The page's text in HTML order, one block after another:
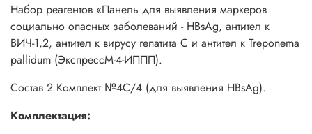
Набор реагентов «Панель для выявления маркеров
социально опасных заболеваний - HBsAg, антител к
ВИЧ-1,2, антител к вирусу гепатита С и антител к Treponema
pallidum (ЭкспрессМ-4-ИППП).
Состав 2 Комплект №4С/4 (для выявления HBsAg).
Комплектация: